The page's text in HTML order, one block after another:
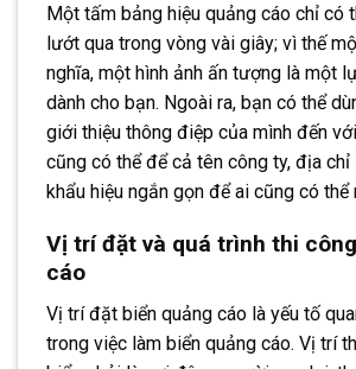
Một tấm bảng hiệu quảng cáo chỉ có
lướt qua trong vòng vài giây; vì thế
nghĩa, một hình ảnh ấn tượng là một
dành cho bạn. Ngoài ra, bạn có thể
giới thiệu thông điệp của mình đến
cũng có thể để cả tên công ty, địa
khẩu hiệu ngắn gọn để ai cũng có thể
Vị trí đặt và quá trình thi
cáo
Vị trí đặt biển quảng cáo là yếu tố
trong việc làm biển quảng cáo. Vị trí